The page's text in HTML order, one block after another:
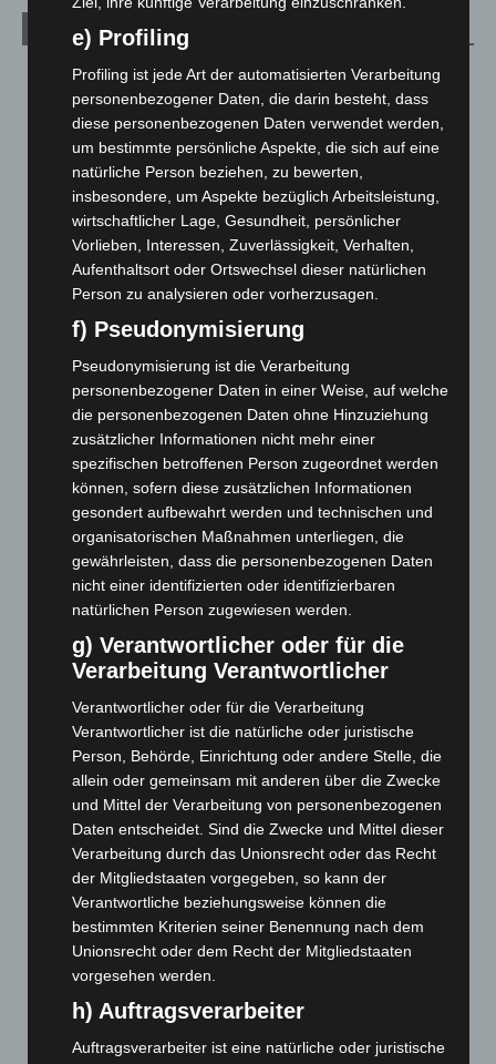
Archiv
August 2026 (9)
Juli 2026(73)
Juni 2026(139)
Mai 2026(99)
April 2026
(99)
März 2026(115)
Februar 2026(109)
Dezember 2025(103)
November 2025(114)
Oktober 2025(112)
September 2025 (93)
August 2025
Juli 2025(90)
Juni 2025(103)
Mai 2025(112)
April 2025(88)
März 2025(111)
Februar 2025(96)
Januar 2025(88)
Dezember 2024(89)
November 2024(94)
Oktober 2024(93)
August 2024(107)
Juli 2024(89)
Juni 2024
Mai 2024(149)
April 2024(102)
März 2024(103)
e) Profiling
Profiling ist jede Art der automatisierten Verarbeitung
personenbezogener Daten, die darin besteht, dass
diese personenbezogenen Daten verwendet werden,
um bestimmte persönliche Aspekte, die sich auf eine
natürliche Person beziehen, zu bewerten,
insbesondere, um Aspekte bezüglich Arbeitsleistung,
wirtschaftlicher Lage, Gesundheit, persönlicher
Vorlieben, Interessen, Zuverlässigkeit, Verhalten,
Aufenthaltsort oder Ortswechsel dieser natürlichen
Person zu analysieren oder vorherzusagen.
f) Pseudonymisierung
Pseudonymisierung ist die Verarbeitung
personenbezogener Daten in einer Weise, auf welche
die personenbezogenen Daten ohne Hinzuziehung
zusätzlicher Informationen nicht mehr einer
spezifischen betroffenen Person zugeordnet werden
können, sofern diese zusätzlichen Informationen
gesondert aufbewahrt werden und technischen und
organisatorischen Maßnahmen unterliegen, die
gewährleisten, dass die personenbezogenen Daten
nicht einer identifizierten oder identifizierbaren
natürlichen Person zugewiesen werden.
g) Verantwortlicher oder für die
Verarbeitung Verantwortlicher
Verantwortlicher oder für die Verarbeitung
Verantwortlicher ist die natürliche oder juristische
Person, Behörde, Einrichtung oder andere Stelle, die
allein oder gemeinsam mit anderen über die Zwecke
und Mittel der Verarbeitung von personenbezogenen
Daten entscheidet. Sind die Zwecke und Mittel dieser
Verarbeitung durch das Unionsrecht oder das Recht
der Mitgliedstaaten vorgegeben, so kann der
Verantwortliche beziehungsweise können die
bestimmten Kriterien seiner Benennung nach dem
Unionsrecht oder dem Recht der Mitgliedstaaten
vorgesehen werden.
h) Auftragsverarbeiter
Auftragsverarbeiter ist eine natürliche oder juristische